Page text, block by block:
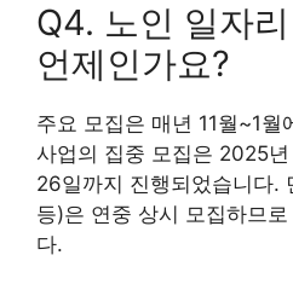
Q4. 노인 일자
언제인가요?
주요 모집은 매년 11월~1
사업의 집중 모집은 2025년
26일까지 진행되었습니다.
등)은 연중 상시 모집하므
다.